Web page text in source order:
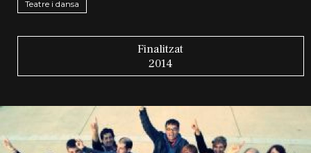
Teatre i dansa
Finalitzat
2014